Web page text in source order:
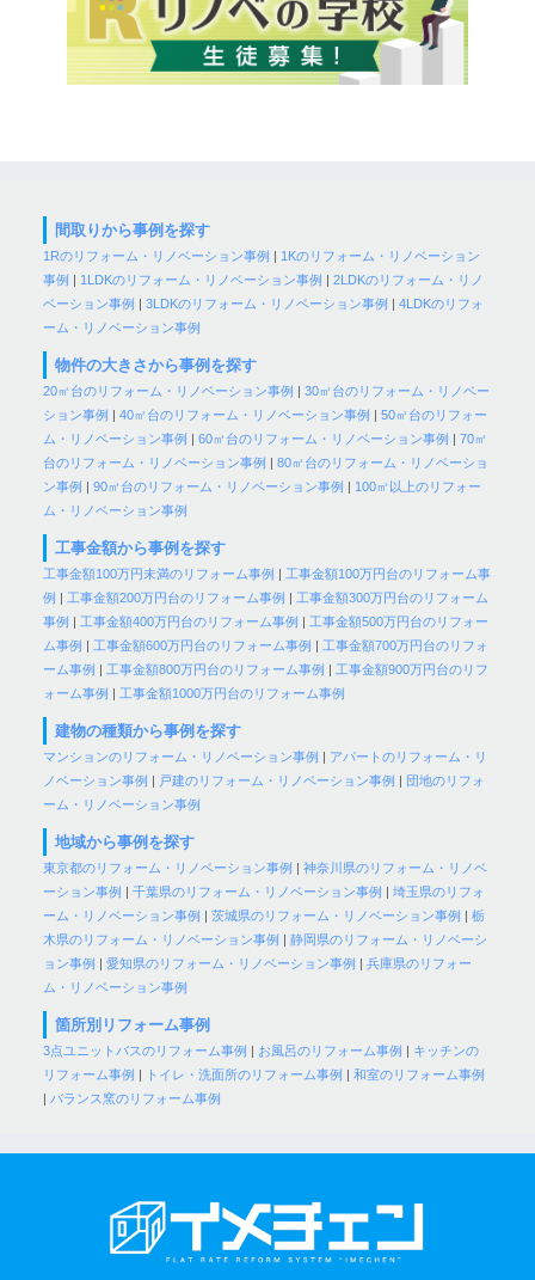
間取りから事例を探す
1Rのリフォーム・リノベーション事例 | 1Kのリフォーム・リノベーション
事例 | 1LDKのリフォーム・リノベーション事例 |2LDKのリフォーム・リノ
ベーション事例 |3LDKのリフォーム・リノベーション事例 |4LDKのリフォ
ーム・リノベーション事例
物件の大きさから事例を探す
20㎡台のリフォーム・リノベーション事例 |30㎡台のリフォーム・リノベー
ション事例 |40㎡台のリフォーム・リノベーション事例 |50㎡台のリフォー
ム・リノベーション事例 |60㎡台のリフォーム・リノベーション事例 |70㎡
台のリフォーム・リノベーション事例 |80㎡台のリフォーム・リノベーショ
ン事例 |90㎡台のリフォーム・リノベーション事例 | 100㎡以上のリフォー
ム・リノベーション事例
工事金額から事例を探す
工事金額100万円未満のリフォーム事例 | 工事金額100万円台のリフォーム事
例 | 工事金額200万円台のリフォーム事例 | 工事金額300万円台のリフォーム
事例 | 工事金額400万円台のリフォーム事例 | 工事金額500万円台のリフォー
ム事例 | 工事金額600万円台のリフォーム事例 | 工事金額700万円台のリフォ
ーム事例 | 工事金額800万円台のリフォーム事例 | 工事金額900万円台のリフ
ォーム事例 | 工事金額1000万円台のリフォーム事例
建物の種類から事例を探す
マンションのリフォーム・リノベーション事例 | アパートのリフォーム・リ
ノベーション事例 | 戸建のリフォーム・リノベーション事例 | 団地のリフォ
ーム・リノベーション事例
地域から事例を探す
東京都のリフォーム・リノベーション事例 |神奈川県のリフォーム・リノベ
ーション事例 |千葉県のリフォーム・リノベーション事例 |埼玉県のリフォ
ーム・リノベーション事例 |茨城県のリフォーム・リノベーション事例 |栃
木県のリフォーム・リノベーション事例 |静岡県のリフォーム・リノベーシ
ョン事例 |愛知県のリフォーム・リノベーション事例 |兵庫県のリフォー
ム・リノベーション事例
箇所別リフォーム事例
3点ユニットバスのリフォーム事例 | お風呂のリフォーム事例 | キッチンの
リフォーム事例 | トイレ・洗面所のリフォーム事例 |和室のリフォーム事例
| バランス窯のリフォーム事例